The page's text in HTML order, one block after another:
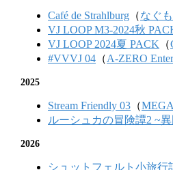
Café de Strahlburg （なぐ
VJ LOOP M3-2024秋
VJ LOOP 2024夏 PACK （
#VVVJ 04 （A-ZERO
2025
Stream Friendly 03 （
ルーシュカの冒険譚2 ~
2026
シュットフェルト小旅行